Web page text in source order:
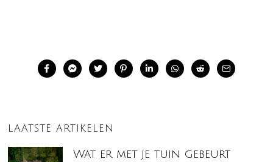
LAATSTE ARTIKELEN
Wat er met je tuin gebeurt